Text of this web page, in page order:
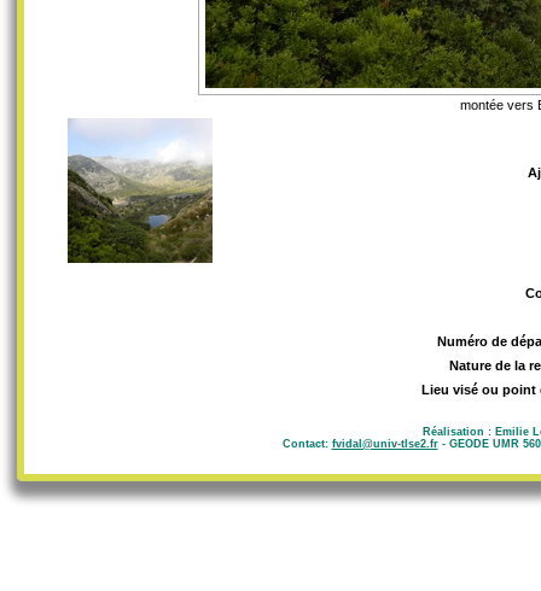
montée vers
Numéro de
Nature de la
Lieu visé ou point
Réalisation : Emilie
Contact: fvidal@univ-tlse2.fr- GEODE UMR